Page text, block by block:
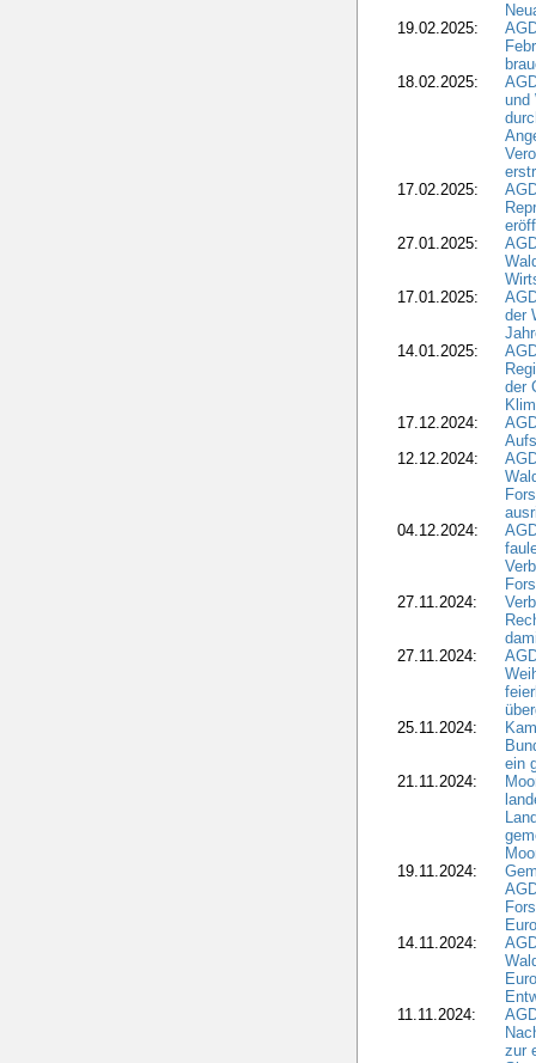
19.02.2025:
18.02.2025:
und
17.02.2025:
27.01.2025:
17.01.2025:
der
14.01.2025:
der
17.12.2024:
12.12.2024:
04.12.2024:
27.11.2024:
27.11.2024:
25.11.2024:
ein
21.11.2024:
19.11.2024:
14.11.2024:
11.11.2024:
zur